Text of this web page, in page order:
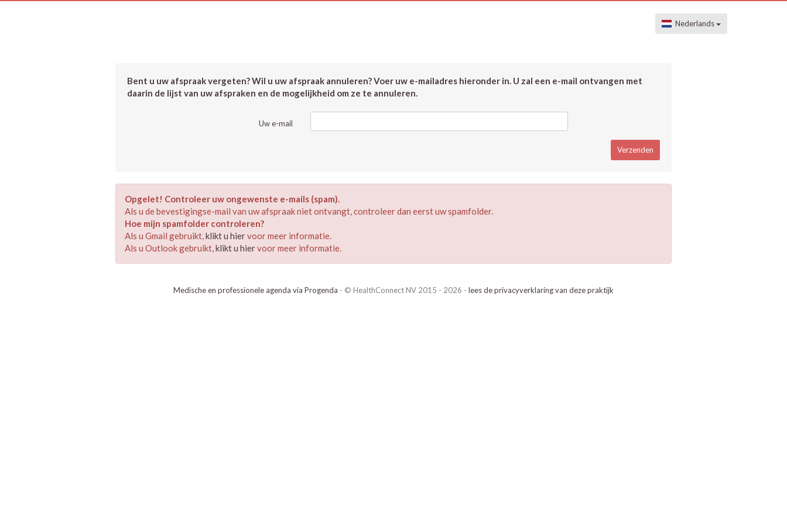
Nederlands
Bent u uw afspraak vergeten? Wil u uw afspraak annuleren? Voer uw e-mailadres hieronder in. U zal een e-mail ontvangen met
daarin de lijst van uw afspraken en de mogelijkheid om ze te annuleren.
Uw e-mail
Opgelet! Controleer uw ongewenste e-mails (spam).
Als u de bevestigingse-mail van uw afspraak niet ontvangt, controleer dan eerst uw spamfolder.
Hoe mijn spamfolder controleren?
Als u Gmail gebruikt,klikt u hiervoor meer informatie.
Als u Outlook gebruikt,klikt u hiervoor meer informatie.
Medische en professionele agenda via Progenda - © HealthConnect NV 2015 - 2026 - lees de privacyverklaring van deze praktijk